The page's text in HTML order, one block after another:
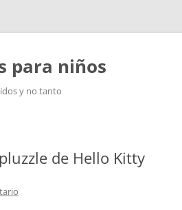
para niños
y no tanto
de Hello Kitty